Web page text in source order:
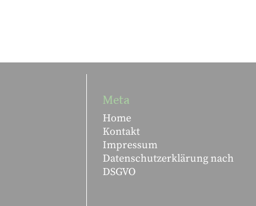
Meta
Home
Kontakt
Impressum
Datenschutzerklärung nach
DSGVO